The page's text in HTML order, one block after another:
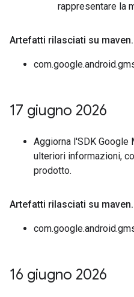
rappresentare la
Artefatti rilasciati su maven.
17 giugno 2026
Aggiorna l'SDK
ulteriori informazioni,
prodotto.
Artefatti rilasciati su maven.
16 giugno 2026